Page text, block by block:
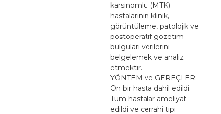
karsinomlu (MTK)
hastalarının klinik,
görüntüleme, patolojik ve
postoperatif gözetim
bulguları verilerini
belgelemek ve analiz
etmektir.
YÖNTEM ve GEREÇLER:
On bir hasta dahil edildi.
Tüm hastalar ameliyat
edildi ve cerrahi tipi